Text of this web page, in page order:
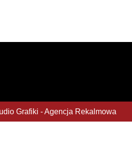
Grafiki - Agencja Rekalmowa